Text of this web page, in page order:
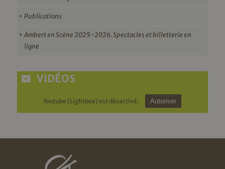
Publications
Ambert en Scène 2025-2026. Spectacles et billetterie en
ligne
VIDÉOS
Youtube (Lightbox) est désactivé. Autoriser